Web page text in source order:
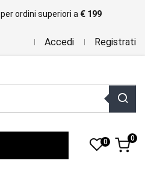
per ordini superiori a € 199
Accedi Registrati
0 0